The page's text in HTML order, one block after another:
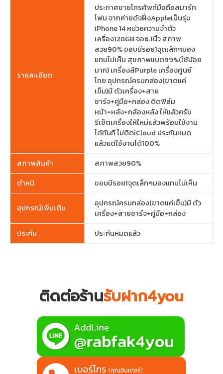
รายละเอียด
ประกาศขายโทรศัพท์มือถือสมาร์ท
โฟน จากค่ายดังฝั่งAppleเป็นรุ่น
iPhone 14 หน่วยความจำตัว
เครื่อง128GB จอ6.1นิ้ว สภาพ
สวย90% ขอบมีรอย1จุดเล็กๆมอง
แทบไม่เห็น สุขภาพแบต99%(ใช้น้อย
มาก) เครื่องสีPurple เครื่องศูนย์
ไทย อุปกรณ์ครบกล่อง(ขาดแค่
เข็ม)มี ตัวเครื่อง+สาย
ชาร์จ+คู่มือ+กล่อง ติดฟิล์ม
หน้า+หลัง+กล้องหลัง ให้แล้วครับ
รีเซ็ตเครื่องให้ใหม่แล้วพร้อมใช้งาน
ได้ทันที ไม่ติดiCloud ประกันหมด
แล้วแต่ใช้งานได้100%
สภาพสินค้า
สภาพสวย90%
ตำหนิ
ขอบมีรอย1จุดเล็กๆมองแทบไม่เห็น
อุปกรณ์เพิ่มเติม
อุปกรณ์ครบกล่อง(ขาดแค่เข็ม)มี ตัว
เครื่อง+สายชาร์จ+คู่มือ+กล่อง
ประกัน
ประกันหมดแล้ว
ติดต่อร้านรับฝาก4you